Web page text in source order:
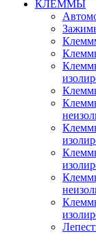
КЛЕММЫ